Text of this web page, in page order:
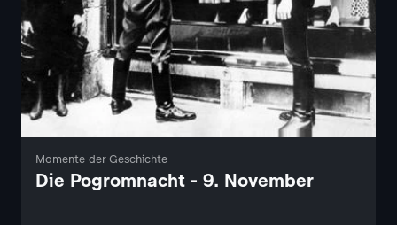
Momente der Geschichte
Die Pogromnacht - 9. November